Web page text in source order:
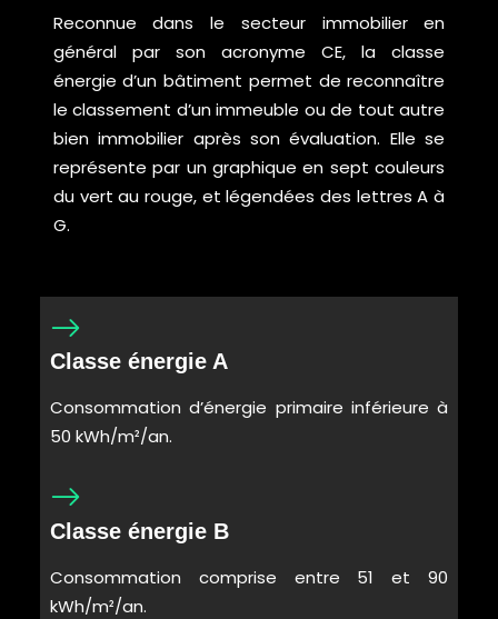
Reconnue dans le secteur immobilier en
général par son acronyme CE, la classe
énergie d’un bâtiment permet de reconnaître
le classement d’un immeuble ou de tout autre
bien immobilier après son évaluation. Elle se
représente par un graphique en sept couleurs
du vert au rouge, et légendées des lettres A à
G.
Classe énergie A
Consommation d’énergie primaire inférieure à
50 kWh/m²/an.
Classe énergie B
Consommation comprise entre 51 et 90
kWh/m²/an.